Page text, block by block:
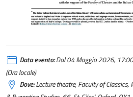
Data evento:Dal 04 Maggio 2026,
(Ora locale)
Dove:Lecture theatre, Faculty of Classics,